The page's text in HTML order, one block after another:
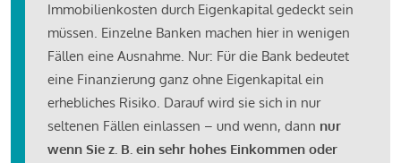
Immobilienkosten durch Eigenkapital gedeckt sein
müssen. Einzelne Banken machen hier in wenigen
Fällen eine Ausnahme. Nur: Für die Bank bedeutet
eine Finanzierung ganz ohne Eigenkapital ein
erhebliches Risiko. Darauf wird sie sich in nur
seltenen Fällen einlassen – und wenn, dann nur
wenn Sie z. B. ein sehr hohes Einkommen oder